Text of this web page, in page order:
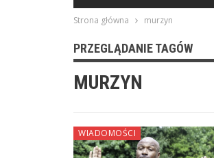
Strona główna murzyn
PRZEGLĄDANIE TAGÓW
MURZYN
WIADOMOŚCI